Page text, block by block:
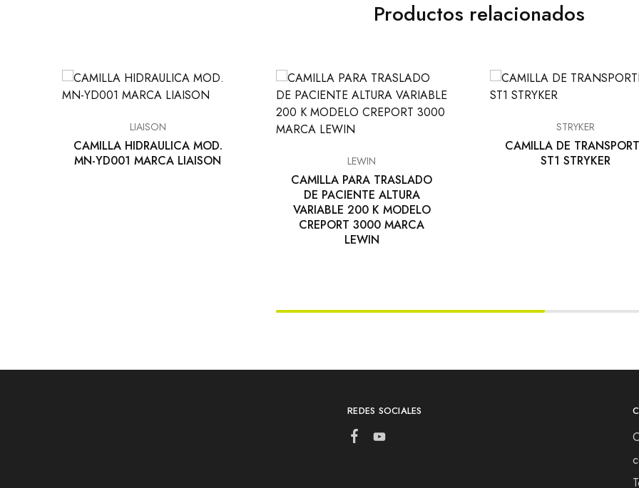
Productos relacionados
LIAISON
CAMILLA HIDRAULICA MOD.
MN-YD001 MARCA LIAISON
LEWIN
CAMILLA PARA TRASLADO
DE PACIENTE ALTURA
VARIABLE 200 K MODELO
CREPORT 3000 MARCA
LEWIN
STRYKER
CAMILLA DE
ST1 STRYKER
REDES SOCIALES